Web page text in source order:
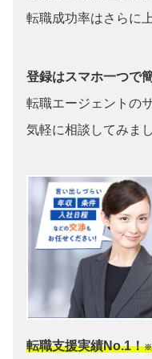
転職成功率はさらに
登録はスマホ一つで
転職エージェントの
気軽に相談してみまし
転職支援実績No.1！※